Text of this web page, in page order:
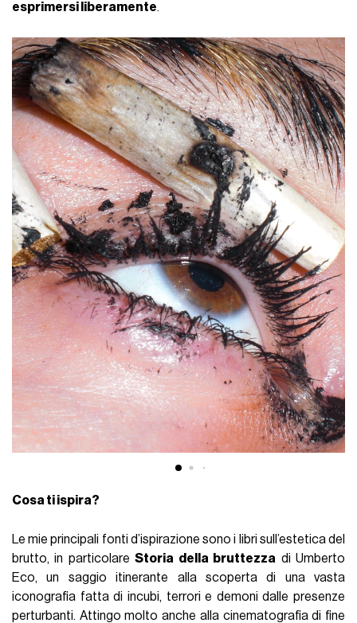
esprimersi liberamente.
Cosa ti ispira?
Le mie principali fonti d’ispirazione sono i libri sull’estetica del
brutto, in particolareStoria della bruttezza di Umberto
Eco, un saggio itinerante alla scoperta di una vasta
iconografia fatta di incubi, terrori e demoni dalle presenze
perturbanti. Attingo molto anche alla cinematografia di fine